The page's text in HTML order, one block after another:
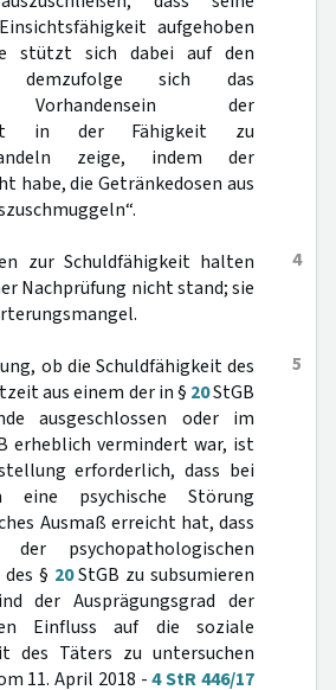
aufgehoben
stützt sich dabei auf den
demzufolge sich das
Vorhandensein der
in der Fähigkeit zu
zeige, indem der
habe, die Getränkedosen aus
4
zur Schuldfähigkeit halten
Nachprüfung nicht stand; sie
5
ob die Schuldfähigkeit des
aus einem der in § 20StGB
ausgeschlossen oder im
erheblich vermindert war, ist
erforderlich, dass bei
eine psychische Störung
Ausmaß erreicht hat, dass
psychopathologischen
§ 20StGB zu subsumieren
der Ausprägungsgrad der
Einfluss auf die soziale
des Täters zu untersuchen
11. April 2018 -4 StR 446/17